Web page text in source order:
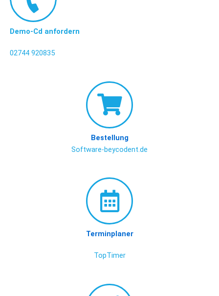
Demo-Cd anfordern
02744 920835
Bestellung
Software-beycodent.de
Terminplaner
TopTimer